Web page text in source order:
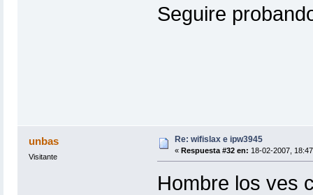
Seguire
unbas
Visitante
Re: wifislax e ipw3945
« Respuesta #32 en: 18-02-2007,
Hombre los ves